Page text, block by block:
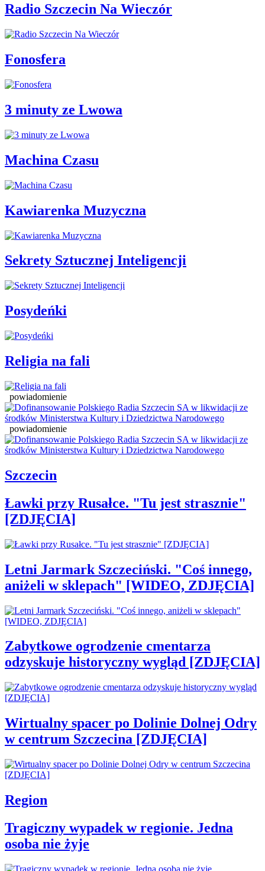
Radio Szczecin Na Wieczór
Fonosfera
3 minuty ze Lwowa
Machina Czasu
Kawiarenka Muzyczna
Sekrety Sztucznej Inteligencji
Posydeńki
Religia na fali
powiadomienie
powiadomienie
Szczecin
Ławki przy Rusałce. "Tu jest strasznie"
[ZDJĘCIA]
Letni Jarmark Szczeciński. "Coś innego,
aniżeli w sklepach" [WIDEO, ZDJĘCIA]
Zabytkowe ogrodzenie cmentarza
odzyskuje historyczny wygląd [ZDJĘCIA]
Wirtualny spacer po Dolinie Dolnej Odry
w centrum Szczecina [ZDJĘCIA]
Region
Tragiczny wypadek w regionie. Jedna
osoba nie żyje